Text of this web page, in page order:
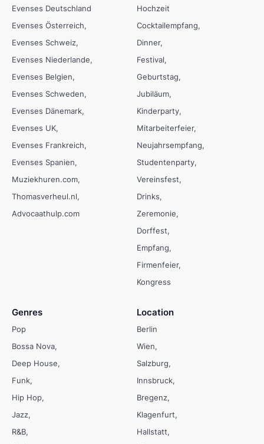
Evenses Deutschland
Evenses Österreich
Evenses Schweiz
Evenses Niederlande
Evenses Belgien
Evenses Schweden
Evenses Dänemark
Evenses UK
Evenses Frankreich
Evenses Spanien
Muziekhuren.com
Thomasverheul.nl
Advocaathulp.com
Hochzeit
Cocktailempfang
Dinner
Festival
Geburtstag
Jubiläum
Kinderparty
Mitarbeiterfeier
Neujahrsempfang
Studentenparty
Vereinsfest
Drinks
Zeremonie
Dorffest
Empfang
Firmenfeier
Kongress
Genres
Pop
Bossa Nova
Deep House
Funk
Hip Hop
Jazz
R&B
Location
Berlin
Wien
Salzburg
Innsbruck
Bregenz
Klagenfurt
Hallstatt